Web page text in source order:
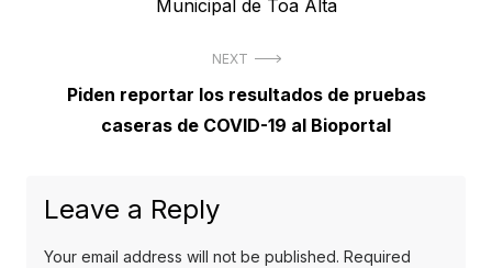
Municipal de Toa Alta
NEXT
NextPiden reportar los resultados de pruebas
caseras de COVID-19 al Bioportal
Leave a Reply
Your email address will not be published. Required